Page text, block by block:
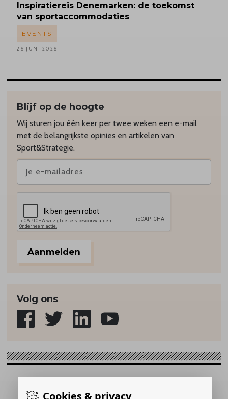
Cookies & privacy
Inspiratiereis Denemarken: de toekomst
van sportaccommodaties
EVENTS
26 JUNI 2026
Blijf op de hoogte
Wij sturen jou één keer per twee weken een e-mail
met de belangrijkste opinies en artikelen van
Sport&Strategie.
Aanmelden
Volg ons